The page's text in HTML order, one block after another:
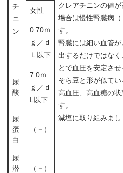
チ
ニ
ン
クレアチニンの値
場合は慢性腎臓病（
す。
腎臓には細い血管
出するだけではな
とで血圧を安定させ
そら豆と形が似てい
高血圧、高血糖の
す。
減塩に取り組みまし
女性
0.70ｍ
ｇ／ｄ
Ｌ以下
尿
酸
7.0ｍ
ｇ／ｄ
L以下
尿
蛋
白
（－）
尿
潜
（－）